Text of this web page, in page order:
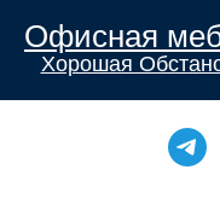
Офисная
Хорошая